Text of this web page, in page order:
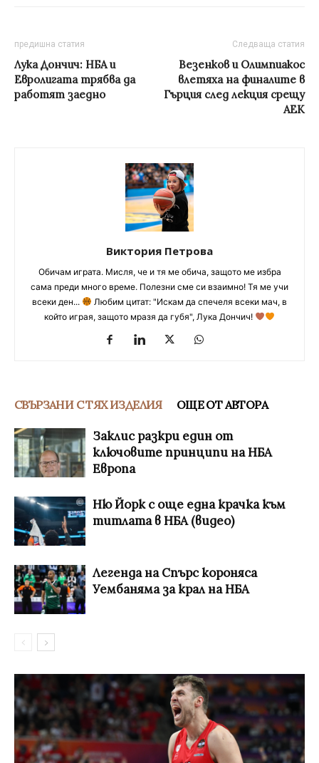
предишна статия
Лука Дончич: НБА и
Евролигата трябва да
работят заедно
Следваща статия
Везенков и Олимпиакос
влетяха на финалите в
Гърция след лекция срещу
АЕК
Виктория Петрова
Обичам играта. Мисля, че и тя ме обича, защото ме избра
сама преди много време. Полезни сме си взаимно! Тя ме учи
всеки ден...
Любим цитат: "Искам да спечеля всеки мач, в
който играя, защото мразя да губя", Лука Дончич!
СВЪРЗАНИ С ТЯХ ИЗДЕЛИЯ ОЩЕ ОТ АВТОРА
Заклис разкри един от
ключовите принципи на НБА
Европа
Ню Йорк с още една крачка към
титлата в НБА (видео)
Легенда на Спърс короняса
Уембаняма за крал на НБА